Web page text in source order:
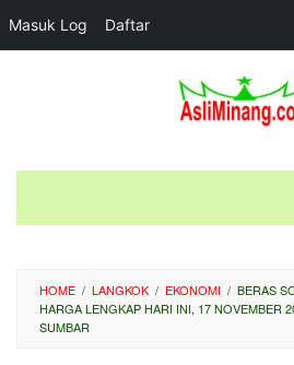
Masuk Log Daftar
HOME / LANGKOK / EKONOMI / BERAS
HARGA LENGKAP HARI INI, 17 NOVEMBER
SUMBAR